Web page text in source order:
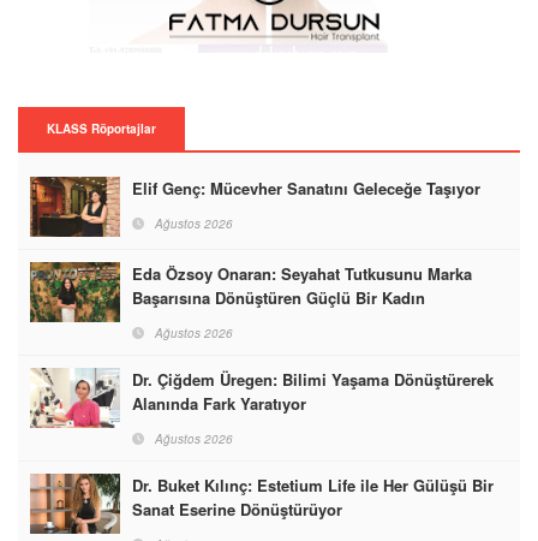
KLASS Röportajlar
Elif Genç: Mücevher Sanatını Geleceğe Taşıyor
Ağustos 2026
Eda Özsoy Onaran: Seyahat Tutkusunu Marka
Başarısına Dönüştüren Güçlü Bir Kadın
Ağustos 2026
Dr. Çiğdem Üregen: Bilimi Yaşama Dönüştürerek
Alanında Fark Yaratıyor
Ağustos 2026
Dr. Buket Kılınç: Estetium Life ile Her Gülüşü Bir
Sanat Eserine Dönüştürüyor